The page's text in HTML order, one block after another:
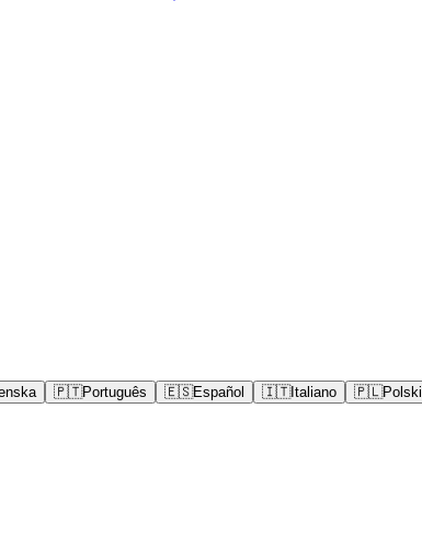
🇵🇹Português 🇪🇸Español 🇮🇹Italiano 🇵🇱Polski